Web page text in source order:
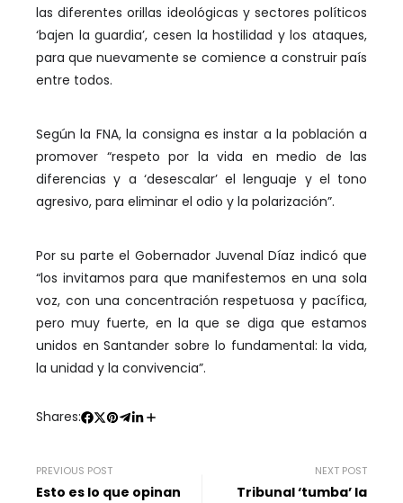
las diferentes orillas ideológicas y sectores políticos
‘bajen la guardia’, cesen la hostilidad y los ataques,
para que nuevamente se comience a construir país
entre todos.
Según la FNA, la consigna es instar a la población a
promover “respeto por la vida en medio de las
diferencias y a ‘desescalar’ el lenguaje y el tono
agresivo, para eliminar el odio y la polarización”.
Por su parte el Gobernador Juvenal Díaz indicó que
“los invitamos para que manifestemos en una sola
voz, con una concentración respetuosa y pacífica,
pero muy fuerte, en la que se diga que estamos
unidos en Santander sobre lo fundamental: la vida,
la unidad y la convivencia”.
Shares:
PREVIOUS POST
Esto es lo que opinan
NEXT POST
Tribunal ‘tumba’ la